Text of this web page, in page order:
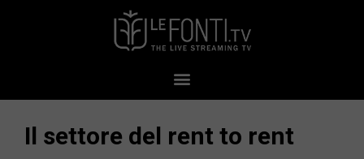
Il settore del rent to rent